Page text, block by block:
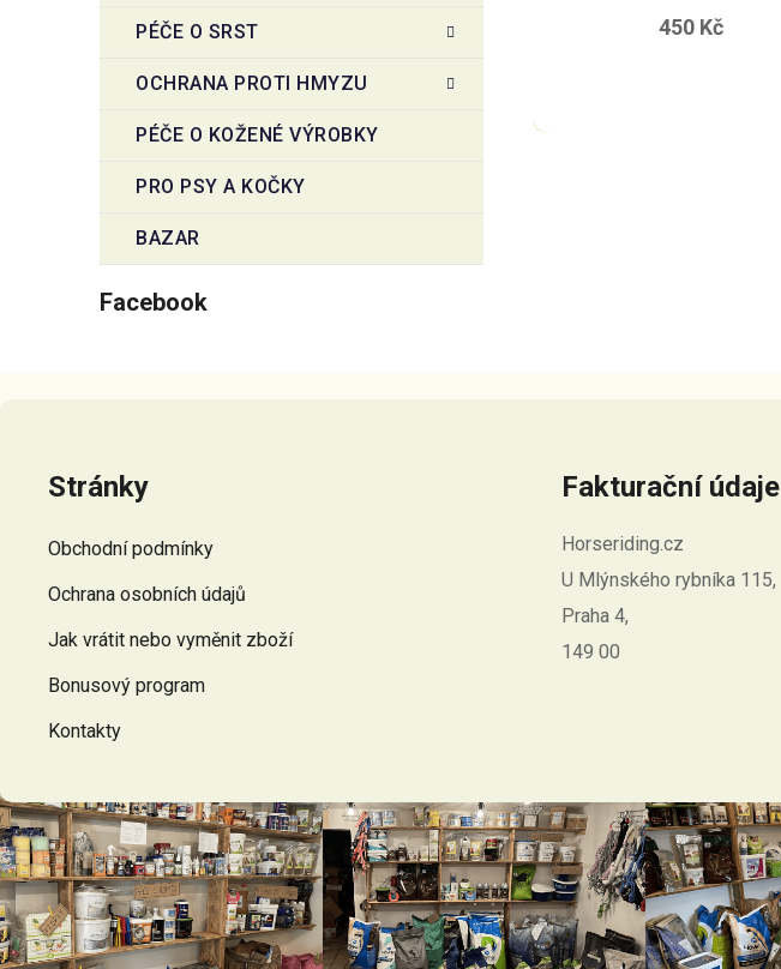
PÉČE O SRST
OCHRANA PROTI HMYZU
PÉČE O KOŽENÉ VÝROBKY
PRO PSY A KOČKY
BAZAR
Facebook
450 Kč
Stránky
Obchodní podmínky
Ochrana osobních údajů
Jak vrátit nebo vyměnit zboží
Bonusový program
Kontakty
Fakturační údaje
Horseriding.cz
U Mlýnského rybníka 115,
Praha 4,
149 00